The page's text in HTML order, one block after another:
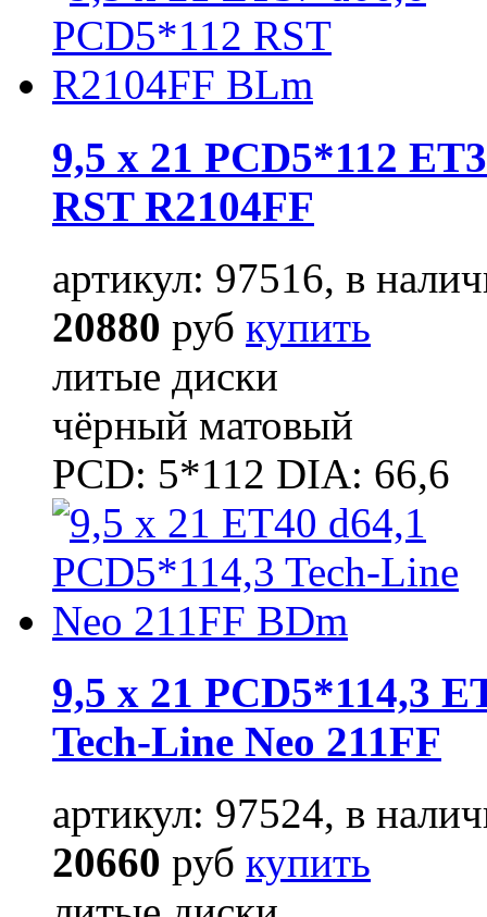
9,5 x 21 PCD5*112
RST R2104FF
артикул: 97516, в
20880 руб купить
литые диски
чёрный матовый
PCD: 5*112 DIA: 66,6
9,5 x 21 PCD5*114,3
Tech-Line Neo 211FF
артикул: 97524, в
20660 руб купить